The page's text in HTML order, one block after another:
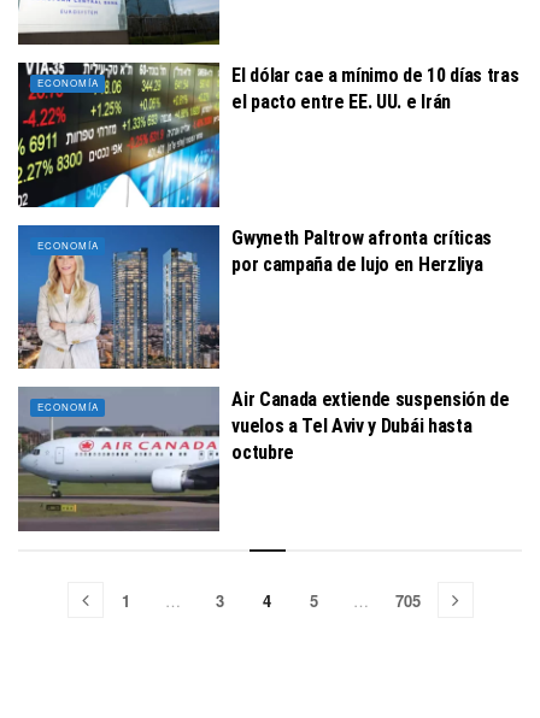
ECONOMÍA
El dólar cae a mínimo de 10 días tras
el pacto entre EE. UU. e Irán
ECONOMÍA
Gwyneth Paltrow afronta críticas
por campaña de lujo en Herzliya
ECONOMÍA
Air Canada extiende suspensión de
vuelos a Tel Aviv y Dubái hasta
octubre
1 … 3 4 5 … 705